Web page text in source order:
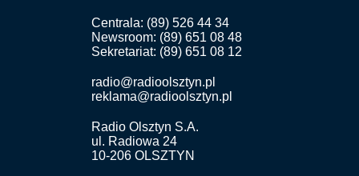
Centrala: (89) 526 44 34
Newsroom: (89) 651 08 48
Sekretariat: (89) 651 08 12
radio@radioolsztyn.pl
reklama@radioolsztyn.pl
Radio Olsztyn S.A.
ul. Radiowa 24
10-206 OLSZTYN